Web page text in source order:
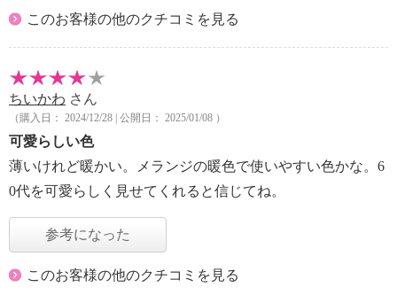
このお客様の他のクチコミを見る
ちいかわ さん
（購入日： 2024/12/28 | 公開日： 2025/01/08 ）
可愛らしい色
薄いけれど暖かい。メランジの暖色で使いやすい色かな。6
0代を可愛らしく見せてくれると信じてね。
参考になった
このお客様の他のクチコミを見る